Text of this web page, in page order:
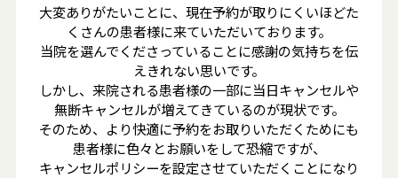
大変ありがたいことに、現在予約が取りにくいほどた
くさんの患者様に来ていただいております。
当院を選んでくださっていることに感謝の気持ちを伝
えきれない思いです。
しかし、来院される患者様の一部に当日キャンセルや
無断キャンセルが増えてきているのが現状です。
そのため、より快適に予約をお取りいただくためにも
患者様に色々とお願いをして恐縮ですが、
キャンセルポリシーを設定させていただくことになり